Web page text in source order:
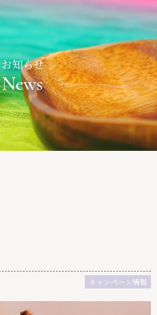
お知らせ
News
キャンぺーン情報